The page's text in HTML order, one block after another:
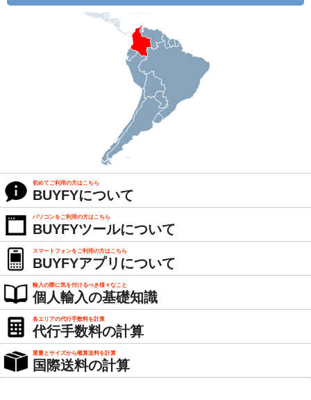
初めてご利用の方はこちら
BUYFYについて
パソコンをご利用の方はこちら
BUYFYツールについて
スマートフォンをご利用の方はこちら
BUYFYアプリについて
輸入の際に気を付けるべき様々なこと
個人輸入の基礎知識
各エリアの代行手数料を計算
代行手数料の計算
重量とサイズから概算送料を計算
国際送料の計算